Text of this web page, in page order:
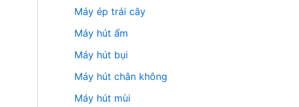
Máy ép trái cây
Máy hút ẩm
Máy hút bụi
Máy hút chân không
Máy hút mùi